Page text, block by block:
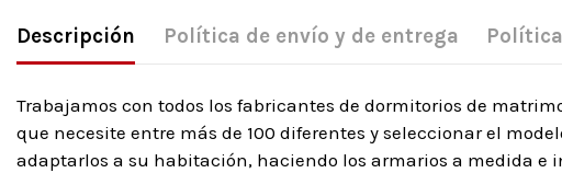
Descripción Política de envío y de entrega
Trabajamos con todos los fabricantes de dormitorios de
que necesite entre más de 100 diferentes y seleccionar el
adaptarlos a su habitación, haciendo los armarios a medida